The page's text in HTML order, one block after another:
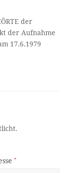
der
der Aufnahme
17.6.1979
*